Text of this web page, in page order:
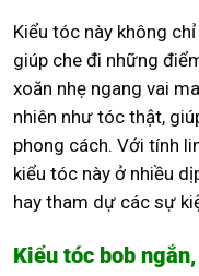
Kiểu tóc này không
giúp che đi những
xoăn nhẹ ngang vai
nhiên như tóc thật,
phong cách. Với tính
kiểu tóc này ở nhiều
hay tham dự các sự
Kiểu tóc bob